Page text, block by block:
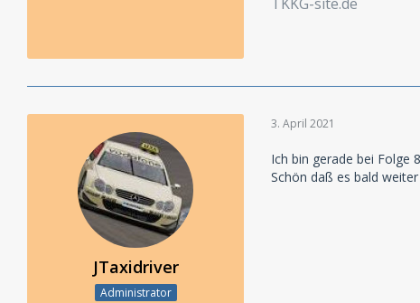
JTaxidriver
Administrator
3. April 2021
Ich bin gerade bei Folge
Schön daß es bald